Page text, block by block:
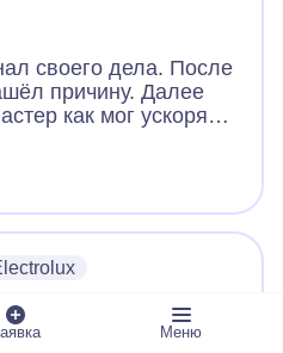
своего дела. После
причину. Далее
как мог ускорял
работает. Видно,
за клиента. Ещё
использованию
спасибо!
Меню